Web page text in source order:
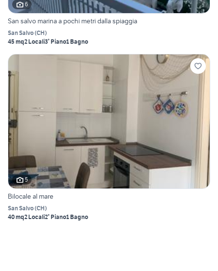
6
San salvo marina a pochi metri dalla spiaggia
San Salvo(CH)
45 mq2 Locali3° Piano1 Bagno
5
Bilocale al mare
San Salvo(CH)
40 mq2 Locali2° Piano1 Bagno